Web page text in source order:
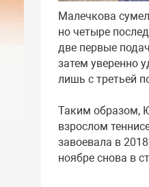
Малечкова
но четыре
две первые
затем уверенно
лишь с третьей
Таким образом,
взрослом
завоевала в
ноябре снова в